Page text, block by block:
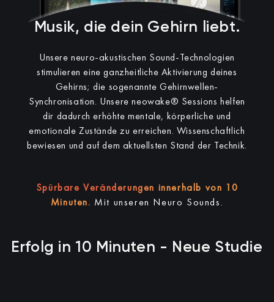
Musik, die dein Gehirn liebt.
Unsere neuro-akustischen Sound-Technologien
stimulieren eine ganzheitliche Aktivierung deines
Gehirns; die sogenannte Gehirnwellen-
Synchronisation. Unsere neowake® Sessions helfen
dir dadurch erhöhte mentale, körperliche und
emotionale Zustände zu erreichen. Wissenschaftlich
bewiesen und auf dem aktuellsten Stand der Technik.
Spürbare Veränderungen innerhalb von 10
Minuten. Mit unseren Neuro Sounds.
Erfolg in 10 Minuten - Neue Studie